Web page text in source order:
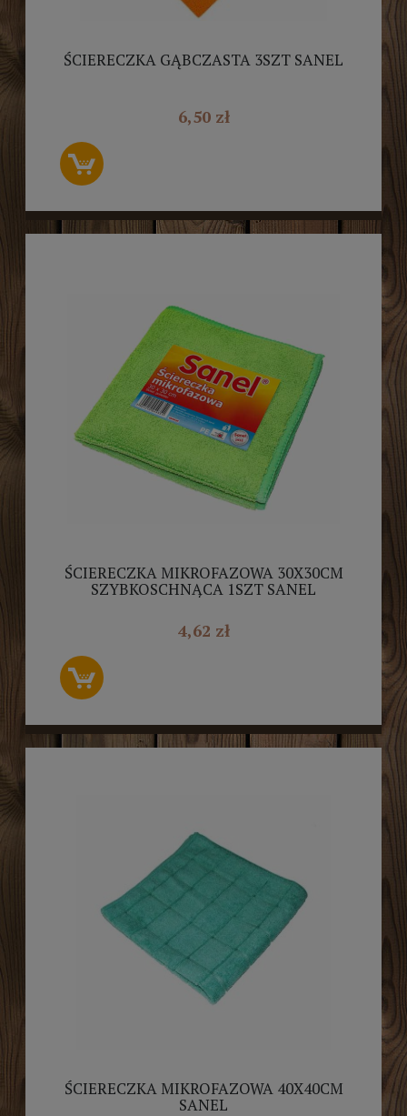
ŚCIERECZKA GĄBCZASTA 3SZT SANEL
6,50 zł
ŚCIERECZKA MIKROFAZOWA 30X30CM
SZYBKOSCHNĄCA 1SZT SANEL
4,62 zł
ŚCIERECZKA MIKROFAZOWA 40X40CM
SANEL